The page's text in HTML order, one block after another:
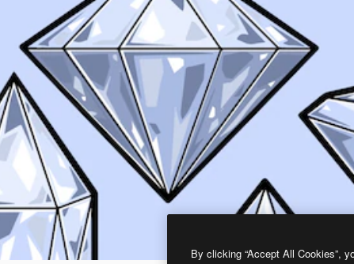
By clicking “Accept All Cookies”,